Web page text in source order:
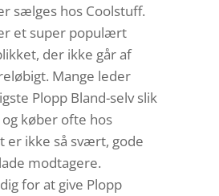
sælges hos Coolstuff.
et super populært
der ikke går af
Mange leder
Plopp Bland-selv slik
og køber ofte hos
er ikke så svært, gode
modtagere.
for at give Plopp